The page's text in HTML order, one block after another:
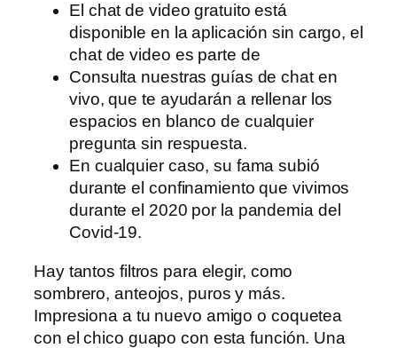
El chat de video gratuito está
disponible en la aplicación sin cargo, el
chat de video es parte de
Consulta nuestras guías de chat en
vivo, que te ayudarán a rellenar los
espacios en blanco de cualquier
pregunta sin respuesta.
En cualquier caso, su fama subió
durante el confinamiento que vivimos
durante el 2020 por la pandemia del
Covid-19.
Hay tantos filtros para elegir, como
sombrero, anteojos, puros y más.
Impresiona a tu nuevo amigo o coquetea
con el chico guapo con esta función. Una